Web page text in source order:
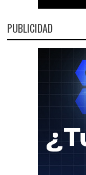
PUBLICIDAD